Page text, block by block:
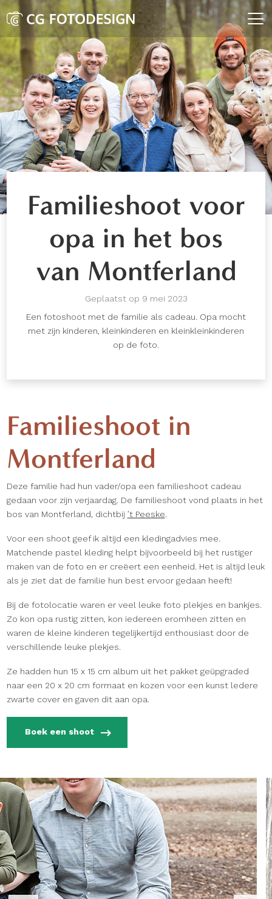
Familieshoot voor
opa in het bos
van Montferland
Geplaatst op 9 mei 2023
Een fotoshoot met de familie als cadeau. Opa mocht
met zijn kinderen, kleinkinderen en kleinkleinkinderen
op de foto.
Familieshoot in
Montferland
Deze familie had hun vader/opa een familieshoot cadeau
gedaan voor zijn verjaardag. De familieshoot vond plaats in het
bos van Montferland, dichtbij ’t Peeske.
Voor een shoot geef ik altijd een kledingadvies mee.
Matchende pastel kleding helpt bijvoorbeeld bij het rustiger
maken van de foto en er creëert een eenheid. Het is altijd leuk
als je ziet dat de familie hun best ervoor gedaan heeft!
Bij de fotolocatie waren er veel leuke foto plekjes en bankjes.
Zo kon opa rustig zitten, kon iedereen eromheen zitten en
waren de kleine kinderen tegelijkertijd enthousiast door de
verschillende leuke plekjes.
Ze hadden hun 15 x 15 cm album uit het pakket geüpgraded
naar een 20 x 20 cm formaat en kozen voor een kunst ledere
zwarte cover en gaven dit aan opa.
Boek een shoot